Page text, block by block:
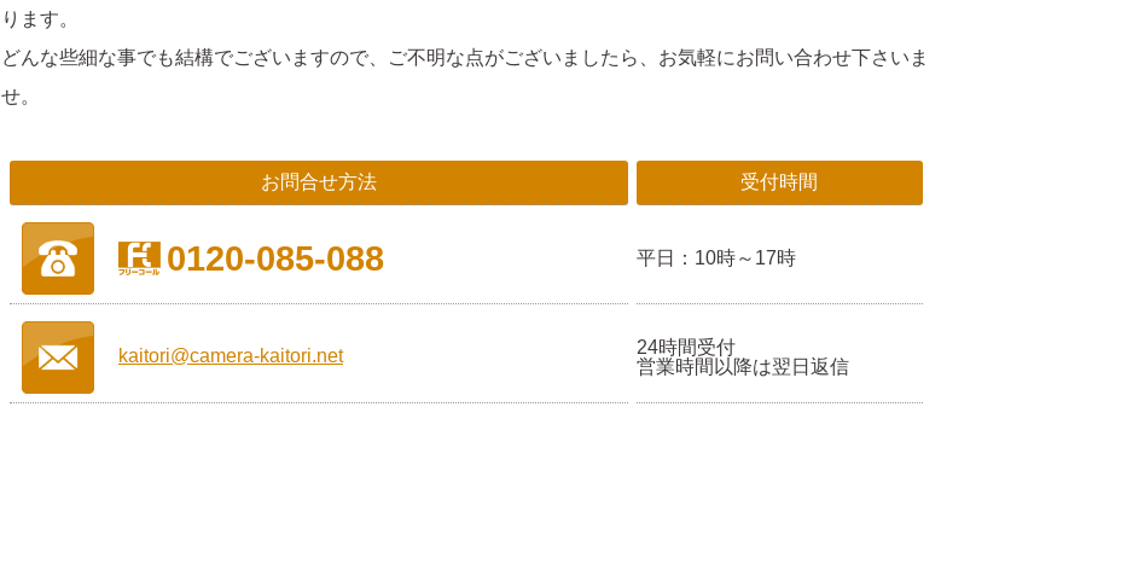
ります。
どんな些細な事でも結構でございますので、ご不明な点がございましたら、お気軽にお問い合わせ下さいま
せ。
お問合せ方法 受付時間
0120-085-088 平日：10時～17時
kaitori@camera-kaitori.net
24時間受付
営業時間以降は翌日返信